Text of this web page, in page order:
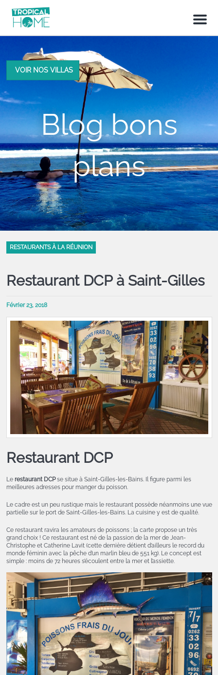
M
n
VOIR NOS VILLAS
Blog bons
plans
RESTAURANTS À LA RÉUNION
Restaurant DCP à Saint-Gilles
Février 23, 2018
Restaurant DCP
Le restaurant DCPse situe à Saint-Gilles-les-Bains. Il figure parmi les
meilleures adresses pour manger du poisson.
Le cadre est un peu rustique mais le restaurant possède néanmoins une vue
partielle sur le port de Saint-Gilles-les-Bains. La cuisine y est de qualité.
Ce restaurant ravira les amateurs de poissons ; la carte propose un très
grand choix ! Ce restaurant est né de la passion de la mer de Jean-
Christophe et Catherine Lavit (cette dernière détient d’ailleurs le record du
monde féminin avec la pêche d’un marlin bleu de 551 kg). Le concept est
simple : moins de 72 heures s’écoulent entre la mer et l’assiette.